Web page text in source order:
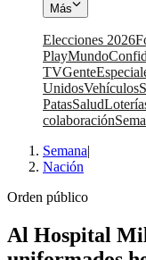
Más
Elecciones 2026
PlayMundo
TVGente
UnidosVehículos
PatasSalud
colaboración
Semana|
Nación
Orden público
Al Hospital